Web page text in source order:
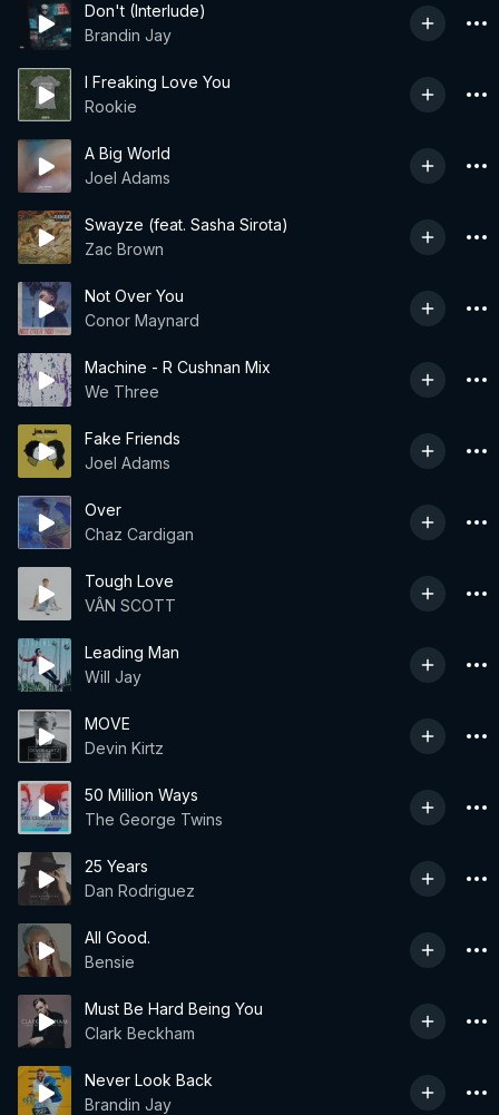
Don't (Interlude)
Brandin Jay
I Freaking Love You
Rookie
A Big World
Joel Adams
Swayze (feat. Sasha Sirota)
Zac Brown
Not Over You
Conor Maynard
Machine - R Cushnan Mix
We Three
Fake Friends
Joel Adams
Over
Chaz Cardigan
Tough Love
VÂN SCOTT
Leading Man
Will Jay
MOVE
Devin Kirtz
50 Million Ways
The George Twins
25 Years
Dan Rodriguez
All Good.
Bensie
Must Be Hard Being You
Clark Beckham
Never Look Back
Brandin Jay